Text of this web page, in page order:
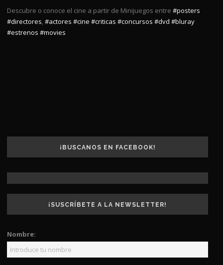
Descubre o conoce el cine a partir de Minijuegos entre #posters
#directores,#actores #cine #criticas #concursos #dvd #bluray
#estrenos #movies
¡BUSCANOS EN FACEBOOK!
¡SUSCRÍBETE A LA NEWSLETTER!
Nombre: